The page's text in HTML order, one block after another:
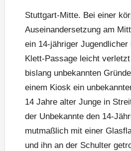
Stuttgart-Mitte. Bei einer
Auseinandersetzung am
ein 14-jähriger Jugendlicher
Klett-Passage leicht
bislang unbekannten
einem Kiosk ein
14 Jahre alter Junge in
der Unbekannte den 14-
mutmaßlich mit einer
und ihn an der Schulter